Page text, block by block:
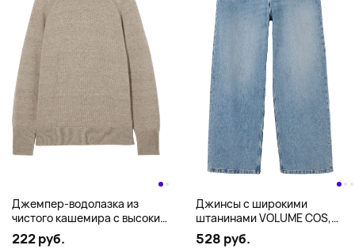
Джемпер-водолазка из
чистого кашемира с высоким
воротом COS, бежевый
222 руб.
Джинсы с широкими
штанинами VOLUME COS,
синий
528 руб.